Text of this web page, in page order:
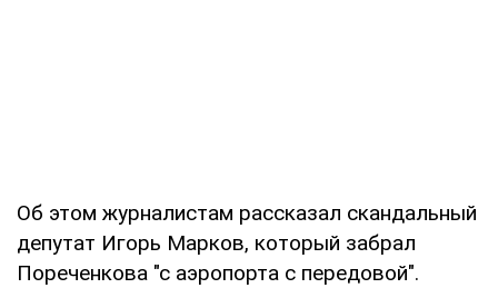
Об этом журналистам рассказал скандальный
депутат Игорь Марков, который забрал
Пореченкова "с аэропорта с передовой".